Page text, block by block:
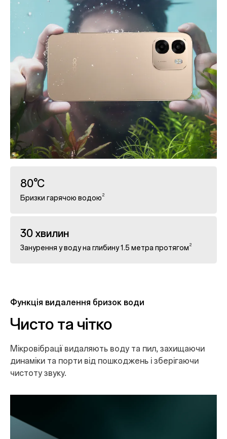
80°C
Бризки гарячою водою 2
30 хвилин
Занурення у воду на глибину 1.5 метра протягом 2
Функція видалення бризок води
Чисто та чітко
Мікровібрації видаляють воду та пил, захищаючи
динаміки та порти від пошкоджень і зберігаючи
чистоту звуку.